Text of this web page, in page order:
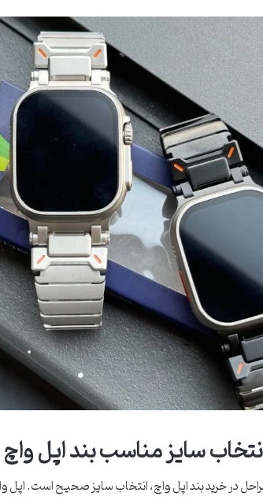
سایز مناسب بند اپل واچ
در خرید بند اپل واچ، انتخاب سایز صحیح است.